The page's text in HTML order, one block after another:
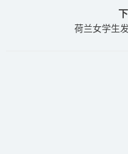
荷兰女学生